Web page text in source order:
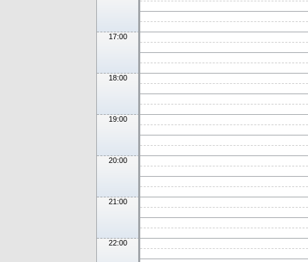
17:00
18:00
19:00
20:00
21:00
22:00